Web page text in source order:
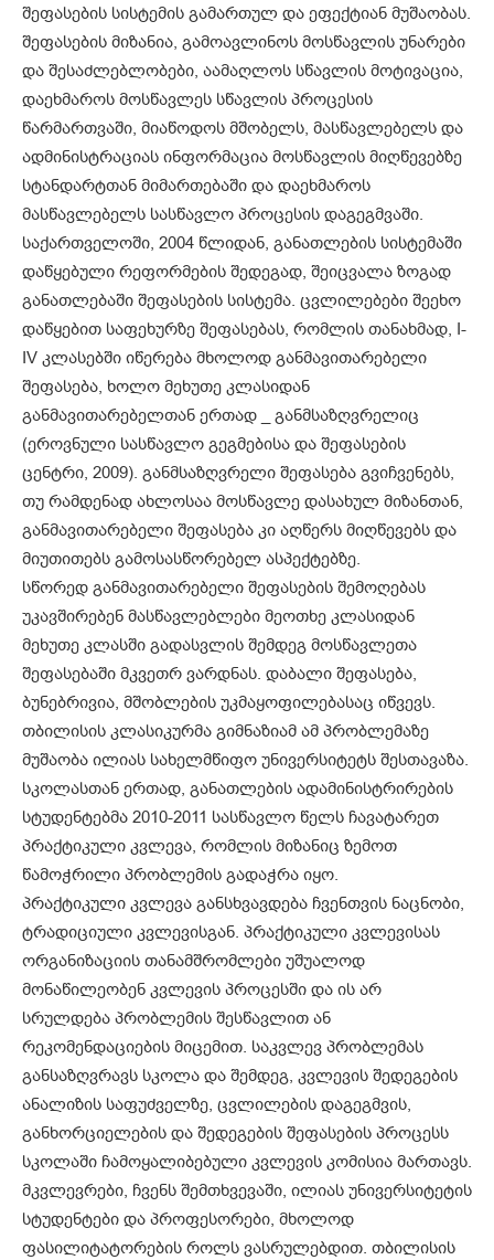
შეფასების სისტემის გამართულ და ეფექტიან მუშაობას.
შეფასების მიზანია, გამოავლინოს მოსწავლის უნარები
და შესაძლებლობები, აამაღლოს სწავლის მოტივაცია,
დაეხმაროს მოსწავლეს სწავლის პროცესის
წარმართვაში, მიაწოდოს მშობელს, მასწავლებელს და
ადმინისტრაციას ინფორმაცია მოსწავლის მიღწევებზე
სტანდარტთან მიმართებაში და დაეხმაროს
მასწავლებელს სასწავლო პროცესის დაგეგმვაში.
საქართველოში, 2004 წლიდან, განათლების სისტემაში
დაწყებული რეფორმების შედეგად, შეიცვალა ზოგად
განათლებაში შეფასების სისტემა. ცვლილებები შეეხო
დაწყებით საფეხურზე შეფასებას, რომლის თანახმად, I-
IV კლასებში იწერება მხოლოდ განმავითარებელი
შეფასება, ხოლო მეხუთე კლასიდან
განმავითარებელთან ერთად _ განმსაზღვრელიც
(ეროვნული სასწავლო გეგმებისა და შეფასების
ცენტრი, 2009). განმსაზღვრელი შეფასება გვიჩვენებს,
თუ რამდენად ახლოსაა მოსწავლე დასახულ მიზანთან,
განმავითარებელი შეფასება კი აღწერს მიღწევებს და
მიუთითებს გამოსასწორებელ ასპექტებზე.
სწორედ განმავითარებელი შეფასების შემოღებას
უკავშირებენ მასწავლებლები მეოთხე კლასიდან
მეხუთე კლასში გადასვლის შემდეგ მოსწავლეთა
შეფასებაში მკვეთრ ვარდნას. დაბალი შეფასება,
ბუნებრივია, მშობლების უკმაყოფილებასაც იწვევს.
თბილისის კლასიკურმა გიმნაზიამ ამ პრობლემაზე
მუშაობა ილიას სახელმწიფო უნივერსიტეტს შესთავაზა.
სკოლასთან ერთად, განათლების ადამინისტრირების
სტუდენტებმა 2010-2011 სასწავლო წელს ჩავატარეთ
პრაქტიკული კვლევა, რომლის მიზანიც ზემოთ
წამოჭრილი პრობლემის გადაჭრა იყო.
პრაქტიკული კვლევა განსხვავდება ჩვენთვის ნაცნობი,
ტრადიციული კვლევისგან. პრაქტიკული კვლევისას
ორგანიზაციის თანამშრომლები უშუალოდ
მონაწილეობენ კვლევის პროცესში და ის არ
სრულდება პრობლემის შესწავლით ან
რეკომენდაციების მიცემით. საკვლევ პრობლემას
განსაზღვრავს სკოლა და შემდეგ, კვლევის შედეგების
ანალიზის საფუძველზე, ცვლილების დაგეგმვის,
განხორციელების და შედეგების შეფასების პროცესს
სკოლაში ჩამოყალიბებული კვლევის კომისია მართავს.
მკვლევრები, ჩვენს შემთხვევაში, ილიას უნივერსიტეტის
სტუდენტები და პროფესორები, მხოლოდ
ფასილიტატორების როლს ვასრულებდით. თბილისის